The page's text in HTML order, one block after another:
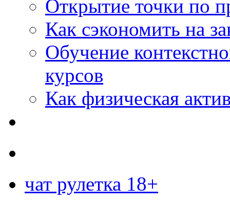
Открытие точки по
Как сэкономить на
Обучение
курсов
Как физическая
чат рулетка 18+